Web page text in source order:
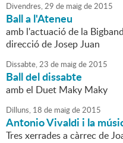
Divendres,29 de maigde2015
Ball a l'Ateneu
amb l'actuació de la
direcció de Josep Juan
Dissabte,23 de maigde2015
Ball del dissabte
amb el Duet Maky Maky
Dilluns, 18 de maigde2015
Antonio Vivaldi i la
Tres xerrades a càrrec de